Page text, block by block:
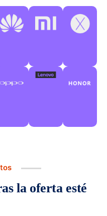
la oferta esté